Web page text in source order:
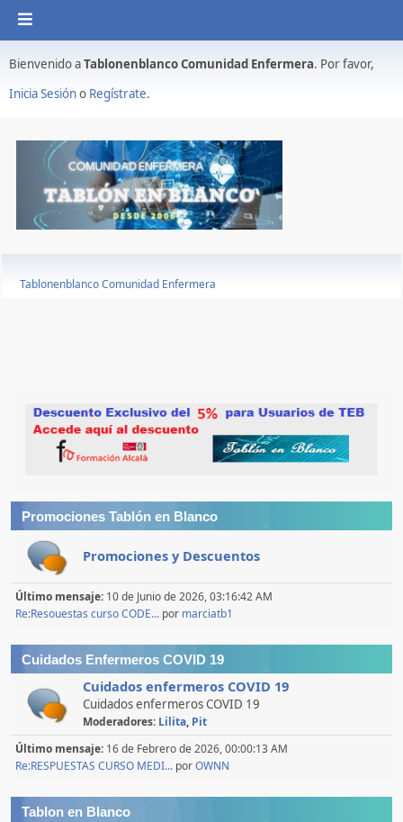
Bienvenido aTablonenblanco Comunidad Enfermera. Por favor,
Inicia Sesióno Regístrate.
Tablonenblanco Comunidad Enfermera
Promociones Tablón en Blanco
Promociones y Descuentos
Último mensaje: 10 de Junio de 2026, 03:16:42 AM
Re:Resouestas curso CODE... por marciatb1
Cuidados Enfermeros COVID 19
Cuidados enfermeros COVID 19
Cuidados enfermeros COVID 19
Moderadores: Lilita, Pit
Último mensaje: 16 de Febrero de 2026, 00:00:13 AM
Re:RESPUESTAS CURSO MEDI... porOWNN
Tablon en Blanco